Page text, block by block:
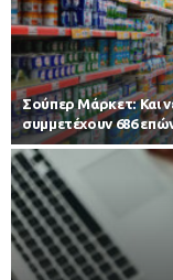
Σούπερ Μάρκετ: Και
συμμετέχουν 686